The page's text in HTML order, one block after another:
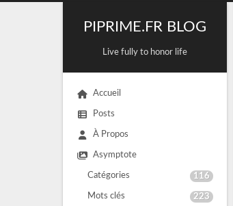
PIPRIME.FR BLOG
Live fully to honor life
Accueil
Posts
À Propos
Asymptote
Catégories 116
Mots clés 223